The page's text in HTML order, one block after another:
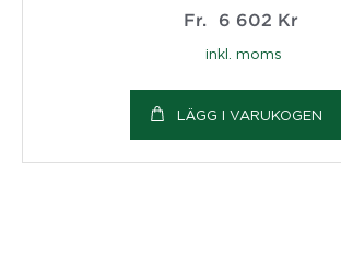
Fr. 6 602 Kr
inkl. moms
LÄGG I VARUKOGEN